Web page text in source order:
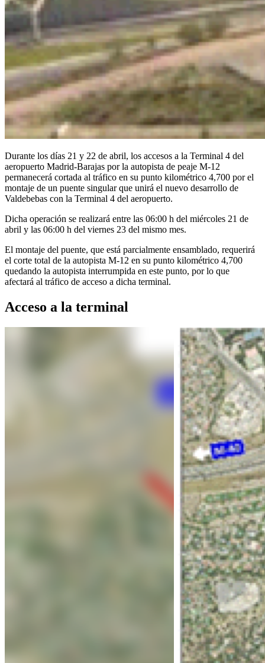
Durante los días 21 y 22 de abril, los accesos a la Terminal 4 del
aeropuerto Madrid-Barajas por la autopista de peaje M-12
permanecerá cortada al tráfico en su punto kilométrico 4,700 por el
montaje de un puente singular que unirá el nuevo desarrollo de
Valdebebas con la Terminal 4 del aeropuerto.
Dicha operación se realizará entre las 06:00 h del miércoles 21 de
abril y las 06:00 h del viernes 23 del mismo mes.
El montaje del puente, que está parcialmente ensamblado, requerirá
el corte total de la autopista M-12 en su punto kilométrico 4,700
quedando la autopista interrumpida en este punto, por lo que
afectará al tráfico de acceso a dicha terminal.
Acceso a la terminal